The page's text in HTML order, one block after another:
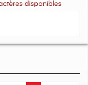
disponibles